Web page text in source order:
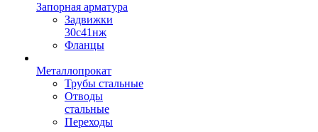
Запорная арматура
Задвижки
30с41нж
Фланцы
Металлопрокат
Трубы стальные
Отводы
стальные
Переходы